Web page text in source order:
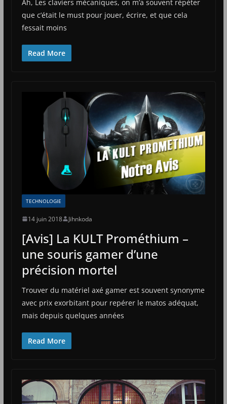
Ah, Les claviers mécaniques, on m’a souvent répéter
que c’était le must pour jouer, écrire, et que cela
fessait moins
Read More
TECHNOLOGIE
14 juin 2018 Jihnkoda
[Avis] La KULT Prométhium –
une souris gamer d’une
précision mortel
Trouver du matériel axé gamer est souvent synonyme
avec prix exorbitant pour repérer le matos adéquat,
mais depuis quelques années
Read More